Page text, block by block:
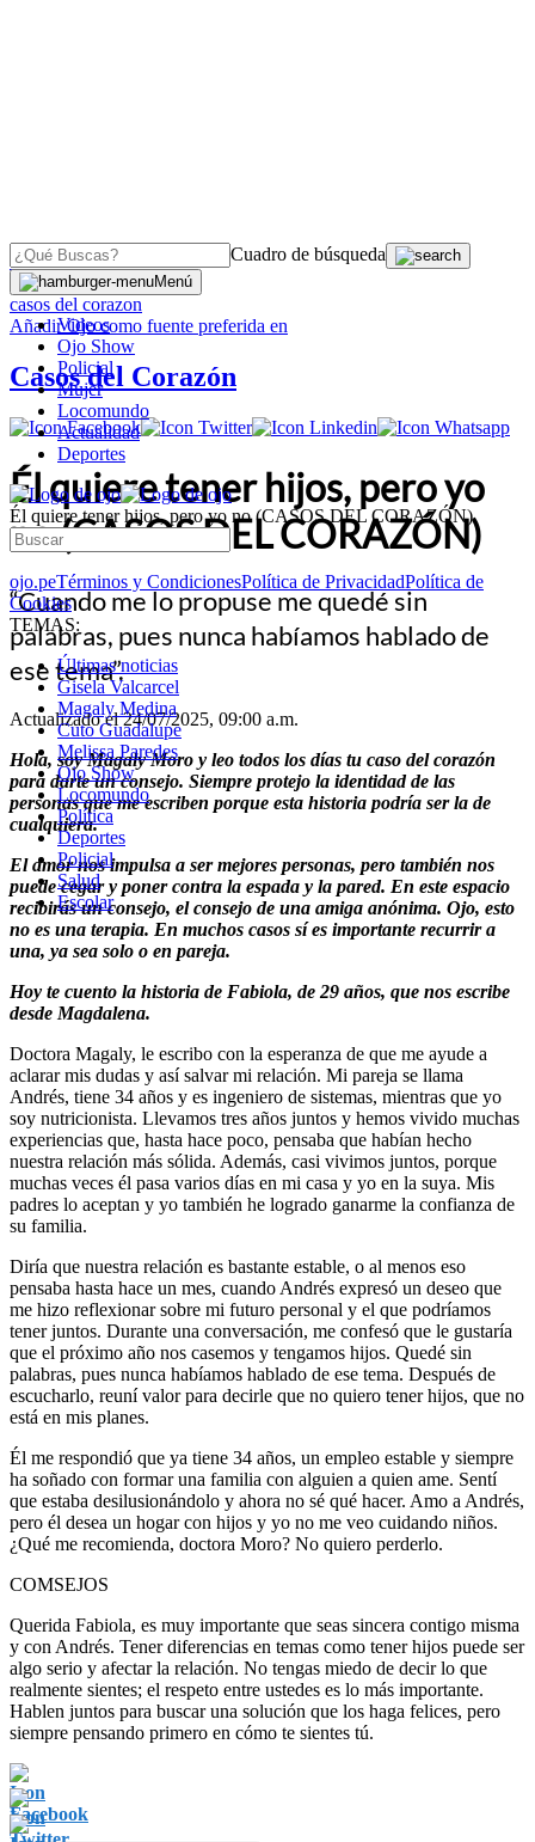
Cuadro de búsqueda
Menú
Videos
Ojo Show
Policial
Mujer
Locomundo
Actualidad
Deportes
Él quiere tener hijos, pero yo no (CASOS DEL CORAZÓN)
ojo.peTérminos y CondicionesPolítica de PrivacidadPolítica de
Cookies
TEMAS:
Últimas noticias
Gisela Valcarcel
Magaly Medina
Cuto Guadalupe
Melissa Paredes
Ojo Show
Locomundo
Política
Deportes
Policial
Salud
Escolar
OJO
casos del corazon
AñadirOjocomo fuente preferida en
Casos del Corazón
Él quiere tener hijos, pero yo
no (CASOS DEL CORAZÓN)
“Cuando me lo propuse me quedé sin
palabras, pues nunca habíamos hablado de
ese tema”.
Actualizado el 24/07/2025, 09:00 a.m.
Hola, soy Magaly Moro y leo todos los días tu caso del corazón
para darte un consejo. Siempre protejo la identidad de las
personas que me escriben porque esta historia podría ser la de
cualquiera.
El amor nos impulsa a ser mejores personas, pero también nos
puede cegar y poner contra la espada y la pared. En este espacio
recibirás un consejo, el consejo de una amiga anónima. Ojo, esto
no es una terapia. En muchos casos sí es importante recurrir a
una, ya sea solo o en pareja.
Hoy te cuento la historia de Fabiola, de 29 años, que nos escribe
desde Magdalena.
Doctora Magaly, le escribo con la esperanza de que me ayude a
aclarar mis dudas y así salvar mi relación. Mi pareja se llama
Andrés, tiene 34 años y es ingeniero de sistemas, mientras que yo
soy nutricionista. Llevamos tres años juntos y hemos vivido muchas
experiencias que, hasta hace poco, pensaba que habían hecho
nuestra relación más sólida. Además, casi vivimos juntos, porque
muchas veces él pasa varios días en mi casa y yo en la suya. Mis
padres lo aceptan y yo también he logrado ganarme la confianza de
su familia.
Diría que nuestra relación es bastante estable, o al menos eso
pensaba hasta hace un mes, cuando Andrés expresó un deseo que
me hizo reflexionar sobre mi futuro personal y el que podríamos
tener juntos. Durante una conversación, me confesó que le gustaría
que el próximo año nos casemos y tengamos hijos. Quedé sin
palabras, pues nunca habíamos hablado de ese tema. Después de
escucharlo, reuní valor para decirle que no quiero tener hijos, que no
está en mis planes.
Él me respondió que ya tiene 34 años, un empleo estable y siempre
ha soñado con formar una familia con alguien a quien ame. Sentí
que estaba desilusionándolo y ahora no sé qué hacer. Amo a Andrés,
pero él desea un hogar con hijos y yo no me veo cuidando niños.
¿Qué me recomienda, doctora Moro? No quiero perderlo.
COMSEJOS
Querida Fabiola, es muy importante que seas sincera contigo misma
y con Andrés. Tener diferencias en temas como tener hijos puede ser
algo serio y afectar la relación. No tengas miedo de decir lo que
realmente sientes; el respeto entre ustedes es lo más importante.
Hablen juntos para buscar una solución que los haga felices, pero
siempre pensando primero en cómo te sientes tú.